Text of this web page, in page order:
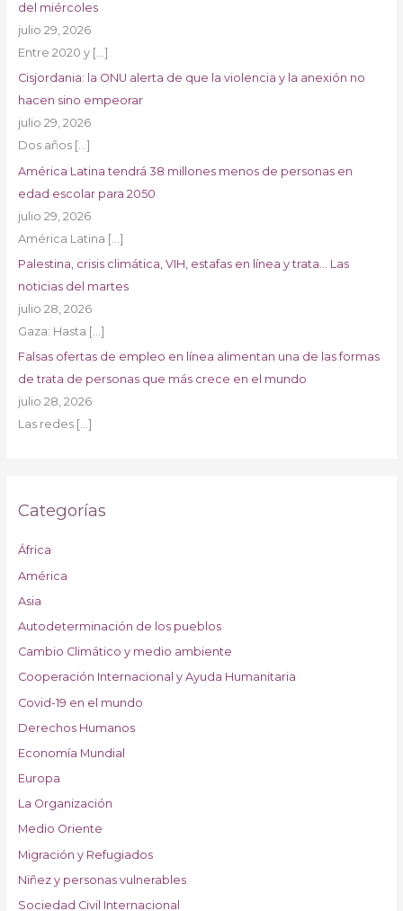
del miércoles
julio 29, 2026
Entre 2020 y […]
Cisjordania: la ONU alerta de que la violencia y la anexión no
hacen sino empeorar
julio 29, 2026
Dos años […]
América Latina tendrá 38 millones menos de personas en
edad escolar para 2050
julio 29, 2026
América Latina […]
Palestina, crisis climática, VIH, estafas en línea y trata… Las
noticias del martes
julio 28, 2026
Gaza: Hasta […]
Falsas ofertas de empleo en línea alimentan una de las formas
de trata de personas que más crece en el mundo
julio 28, 2026
Las redes […]
Categorías
África
América
Asia
Autodeterminación de los pueblos
Cambio Climático y medio ambiente
Cooperación Internacional y Ayuda Humanitaria
Covid-19 en el mundo
Derechos Humanos
Economía Mundial
Europa
La Organización
Medio Oriente
Migración y Refugiados
Niñez y personas vulnerables
Sociedad Civil Internacional